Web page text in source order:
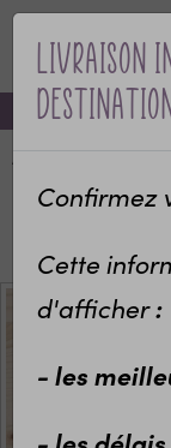
MENU
-10% sur votre
Livraison
Confirmez
Cette
d'afficher:
- les
Idées
Miroir de